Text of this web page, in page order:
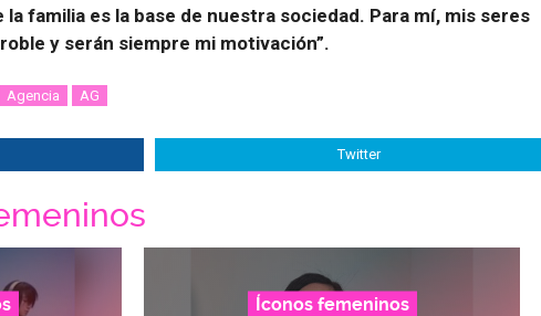
la familia es la base de nuestra sociedad. Para mí, mis seres
y serán siempre mi motivación”.
Agencia AG
Twitter
Íconos femeninos